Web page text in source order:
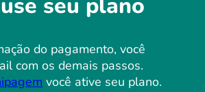
do pagamento, você
com os demais passos.
você ative seu plano.